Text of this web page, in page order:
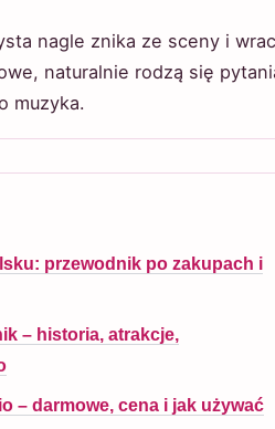
nagle znika ze sceny i
naturalnie rodzą się
muzyka.
przewodnik po zakupach i
– historia, atrakcje,
– darmowe, cena i jak używać